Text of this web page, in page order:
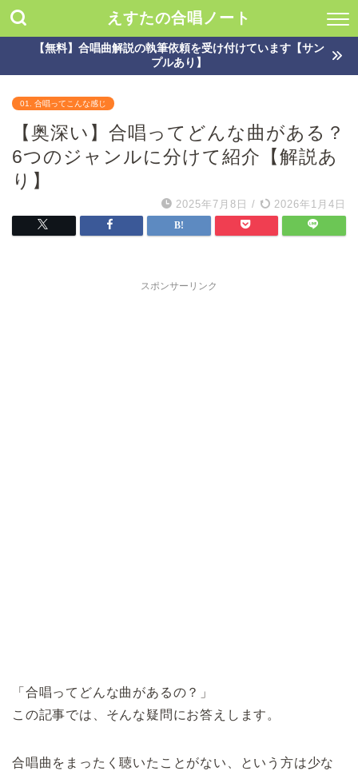
えすたの合唱ノート
【無料】合唱曲解説の執筆依頼を受け付けています【サン
プルあり】
01. 合唱ってこんな感じ
【奥深い】合唱ってどんな曲がある？
6つのジャンルに分けて紹介【解説あ
り】
2025年7月8日 / 2026年1月4日
スポンサーリンク
「合唱ってどんな曲があるの？」
この記事では、そんな疑問にお答えします。
合唱曲をまったく聴いたことがない、という方は少な